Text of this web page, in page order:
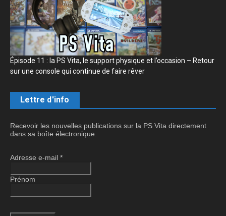
Épisode 11 : la PS Vita, le support physique et l’occasion – Retour
sur une console qui continue de faire rêver
Lettre d'info
Recevoir les nouvelles publications sur la PS Vita directement
dans sa boîte électronique.
Adresse e-mail *
Prénom